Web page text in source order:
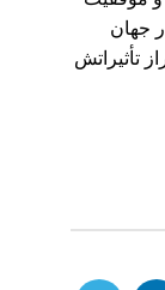
جهان
تأثیراتش